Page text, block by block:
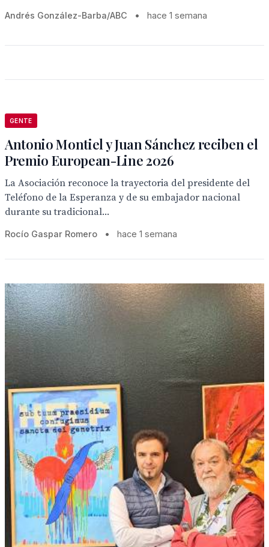
Andrés González-Barba/ABC • hace 1 semana
GENTE
Antonio Montiel y Juan Sánchez reciben el
Premio European-Line 2026
La Asociación reconoce la trayectoria del presidente del
Teléfono de la Esperanza y de su embajador nacional
durante su tradicional...
Rocío Gaspar Romero • hace 1 semana